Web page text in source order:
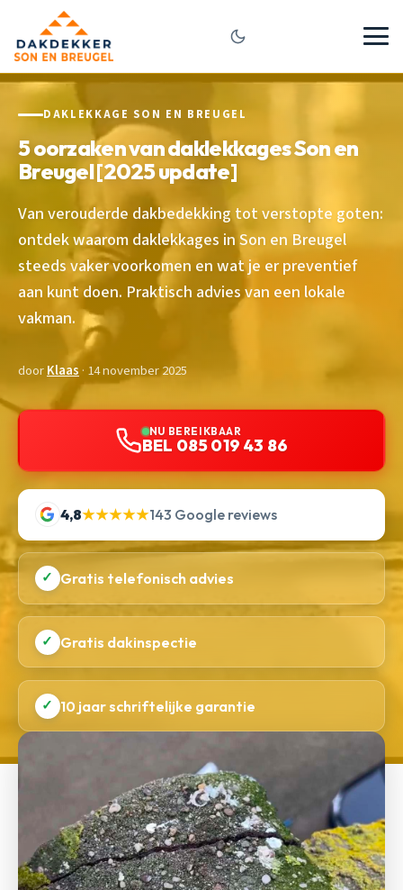
DAKLEKKAGE SON EN BREUGEL
5 oorzaken van daklekkages Son en
Breugel [2025 update]
Van verouderde dakbedekking tot verstopte goten:
ontdek waarom daklekkages in Son en Breugel
steeds vaker voorkomen en wat je er preventief
aan kunt doen. Praktisch advies van een lokale
vakman.
doorKlaas · 14 november 2025
NU BEREIKBAAR
BEL 085 019 43 86
4,8★★★★★143 Google reviews
✓ Gratis telefonisch advies
✓ Gratis dakinspectie
✓ 10 jaar schriftelijke garantie